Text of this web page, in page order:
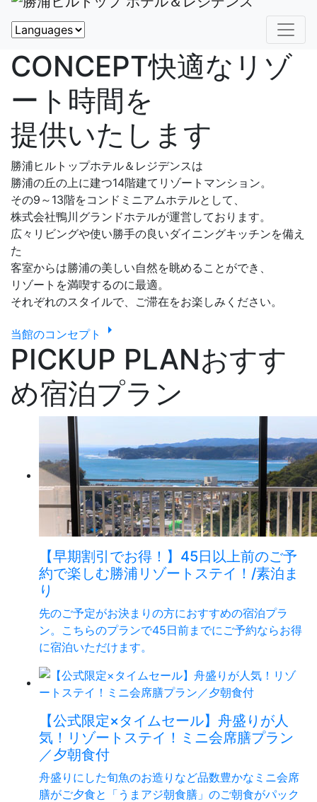
CONCEPT快適なリゾ
ート時間を
提供いたします
勝浦ヒルトップホテル＆レジデンスは
勝浦の丘の上に建つ14階建てリゾートマンション。
その9～13階をコンドミニアムホテルとして、
株式会社鴨川グランドホテルが運営しております。
広々リビングや使い勝手の良いダイニングキッチンを備え
た
客室からは勝浦の美しい自然を眺めることができ、
リゾートを満喫するのに最適。
それぞれのスタイルで、ご滞在をお楽しみください。
当館のコンセプト arrow_right
PICKUP PLANおすす
め宿泊プラン
【早期割引でお得！】45日以上前のご予
約で楽しむ勝浦リゾートステイ！/素泊ま
り
先のご予定がお決まりの方におすすめの宿泊プラ
ン。こちらのプランで45日前までにご予約ならお得
に宿泊いただけます。
【公式限定×タイムセール】舟盛りが人
気！リゾートステイ！ミニ会席膳プラン
／夕朝食付
舟盛りにした旬魚のお造りなど品数豊かなミニ会席
膳がご夕食と「うまアジ朝食膳」のご朝食がパック